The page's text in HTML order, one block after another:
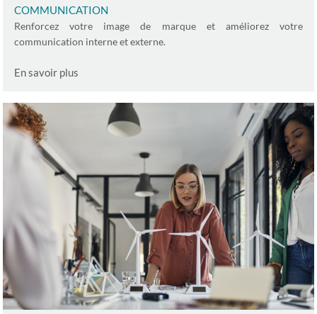
CONTACT
COMMUNICATION
Renforcez votre image de marque et améliorez votre
communication interne et externe.
En savoir plus